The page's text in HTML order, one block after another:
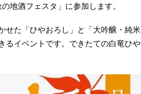
地酒フェスタ」に参加します。
せた「ひやおろし」と「大吟醸・純米
るイベントです。できたての白竜ひや